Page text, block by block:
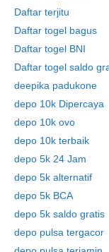
Daftar terjitu
Daftar togel bagus
Daftar togel BNI
Daftar togel saldo
deepika padukone
depo 10k Dipercaya
depo 10k ovo
depo 10k terbaik
depo 5k 24 Jam
depo 5k alternatif
depo 5k BCA
depo 5k saldo gratis
depo pulsa tergacor